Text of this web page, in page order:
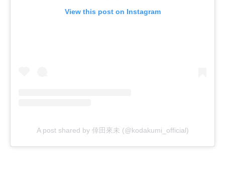
View this post on Instagram
A post shared by 倖田來未 (@kodakumi_official)